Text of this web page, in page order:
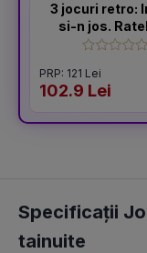
3 jocuri retro:
si-n jos.
vanatorii.
tara, vrem
PRP: 121 Lei
102.9 Lei
Specificații
tainuite